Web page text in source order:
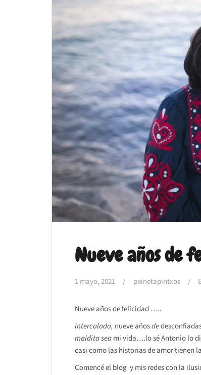
Nueve años de
1 mayo, 2021 peinetapintxos
Nueve años de felicidad …..
Intercalada, nueve añosde
maldita seami vida….lo sé Antonio lo
casi como las historias de amor tienen
Comencé el blog y mis redes con la